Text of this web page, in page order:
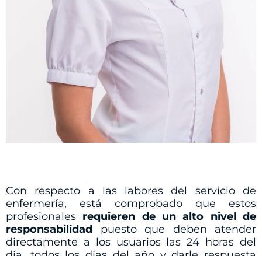
Con respecto a las labores del servicio de
enfermería, está comprobado que estos
profesionales requieren de un alto nivel de
responsabilidad puesto que deben atender
directamente a los usuarios las 24 horas del